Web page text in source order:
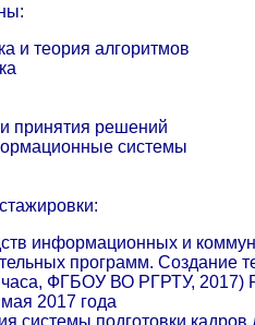
и теория алгоритмов
принятия решений
системы
информационных и
программ. Создание
часа, ФГБОУ ВО РГРТУ,
2017 года
системы подготовки